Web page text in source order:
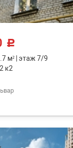
c
м² этаж 7/9
к2